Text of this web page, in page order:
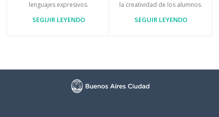
lenguajes expresivos.
SEGUIR LEYENDO
la creatividad de los alumnos.
SEGUIR LEYENDO